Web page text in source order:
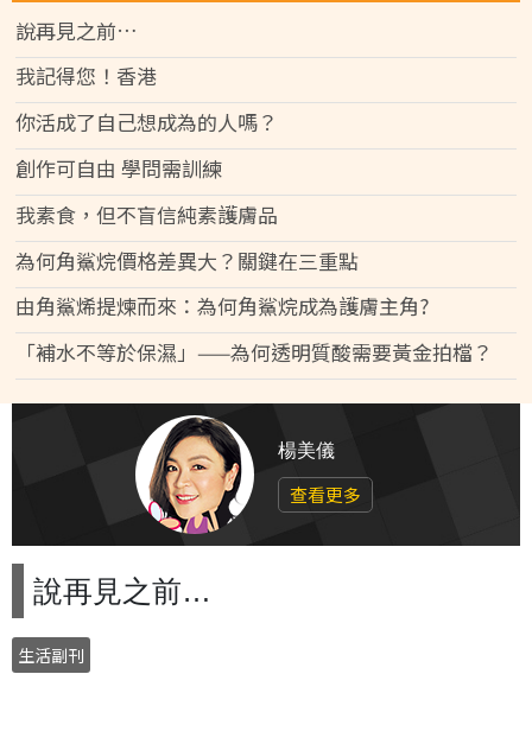
說再見之前…
我記得您！香港
你活成了自己想成為的人嗎？
創作可自由 學問需訓練
我素食，但不盲信純素護膚品
為何角鯊烷價格差異大？關鍵在三重點
由角鯊烯提煉而來：為何角鯊烷成為護膚主角?
「補水不等於保濕」——為何透明質酸需要黃金拍檔？
楊美儀
查看更多
說再見之前…
生活副刊